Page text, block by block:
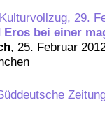
29.
Eros bei einer
, 25. Februar